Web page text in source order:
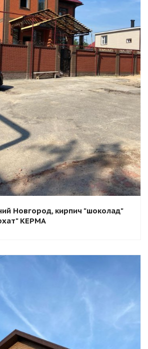
проект
Новгород, кирпич "шоколад"
КЕРМА